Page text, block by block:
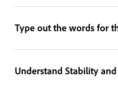
Type out the words for
Understand Stability